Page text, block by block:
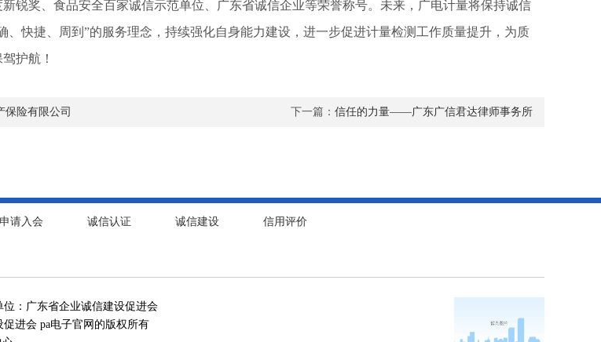
锐奖、食品安全百家诚信示范单位、广东省诚信企业等荣誉称号。未来，广电计量将保持诚信
、快捷、周到”的服务理念，持续强化自身能力建设，进一步促进计量检测工作质量提升，为质
护航！
下一篇： 信任的力量——广东广信君达律师事务所
险有限公司
申请入会 诚信认证 诚信建设 信用评价
：广东省企业诚信建设促进会
进会 pa电子官网的版权所有